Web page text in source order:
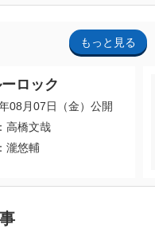
もっと見る
ロック
08月07日（金）公開
高橋文哉
瀧悠輔